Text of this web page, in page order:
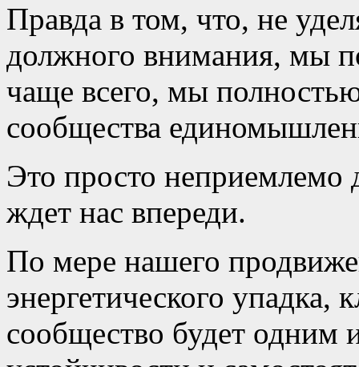
Правда в том, что, не
должного внимания, мы
чаще всего, мы
сообщества
Это просто неприемлемо
ждет нас впереди.
По мере нашего
энергетического упадка,
сообщество будет одним